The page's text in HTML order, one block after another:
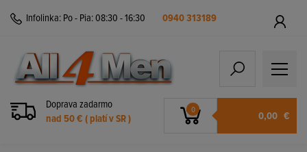
Infolinka: Po - Pia: 08:30 - 16:30 0940 313189
Doprava zadarmo
nad 50 € ( platí v SR )
0 0,00 €